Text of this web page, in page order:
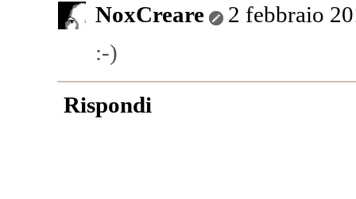
NoxCreare
2 febbraio
:-)
Rispondi